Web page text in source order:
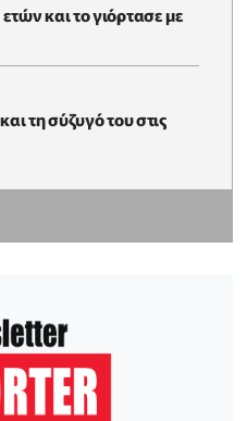
και το γιόρτασε με
τη σύζυγό του στις